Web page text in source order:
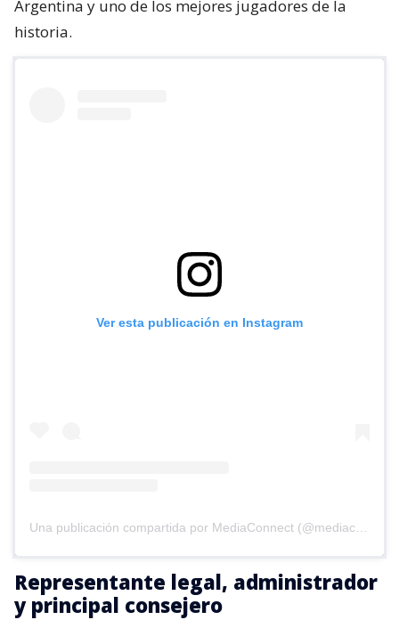
Argentina y uno de los mejores jugadores de la
historia.
Ver esta publicación en Instagram
Una publicación compartida por MediaConnect (@mediaconnect_ok)
Representante legal, administrador
y principal consejero